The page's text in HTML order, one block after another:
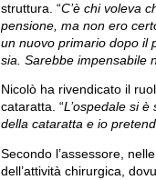
struttura. “C’è chi voleva
pensione, ma non ero
un nuovo primario dopo il
sia. Sarebbe impensabile
Nicolò ha rivendicato il
cataratta. “L’ospedale si
della cataratta e io
Secondo l’assessore,
dell’attività chirurgica,